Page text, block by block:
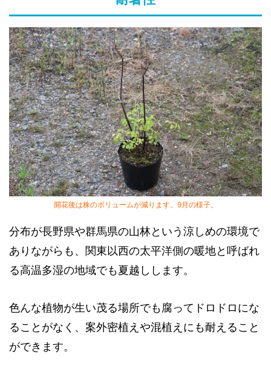
開花後は株のボリュームが減ります。9月の様子。
分布が長野県や群馬県の山林という涼しめの環境で
ありながらも、関東以西の太平洋側の暖地と呼ばれ
る高温多湿の地域でも夏越しします。
色んな植物が生い茂る場所でも腐ってドロドロにな
ることがなく、案外密植えや混植えにも耐えること
ができます。